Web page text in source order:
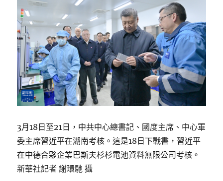
3月18日至21日，中共中心總書記、國度主席、中心軍
委主席習近平在湖南考核。這是18日下戰書，習近平
在中德合夥企業巴斯夫杉杉電池資料無限公司考核。
新華社記者 謝環馳 攝